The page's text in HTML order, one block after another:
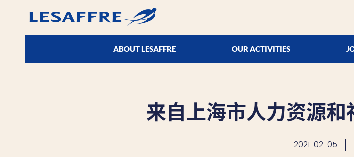
ABOUT LESAFFRE OUR ACTIVITIES
来自上海市人力资源
2021-02-05